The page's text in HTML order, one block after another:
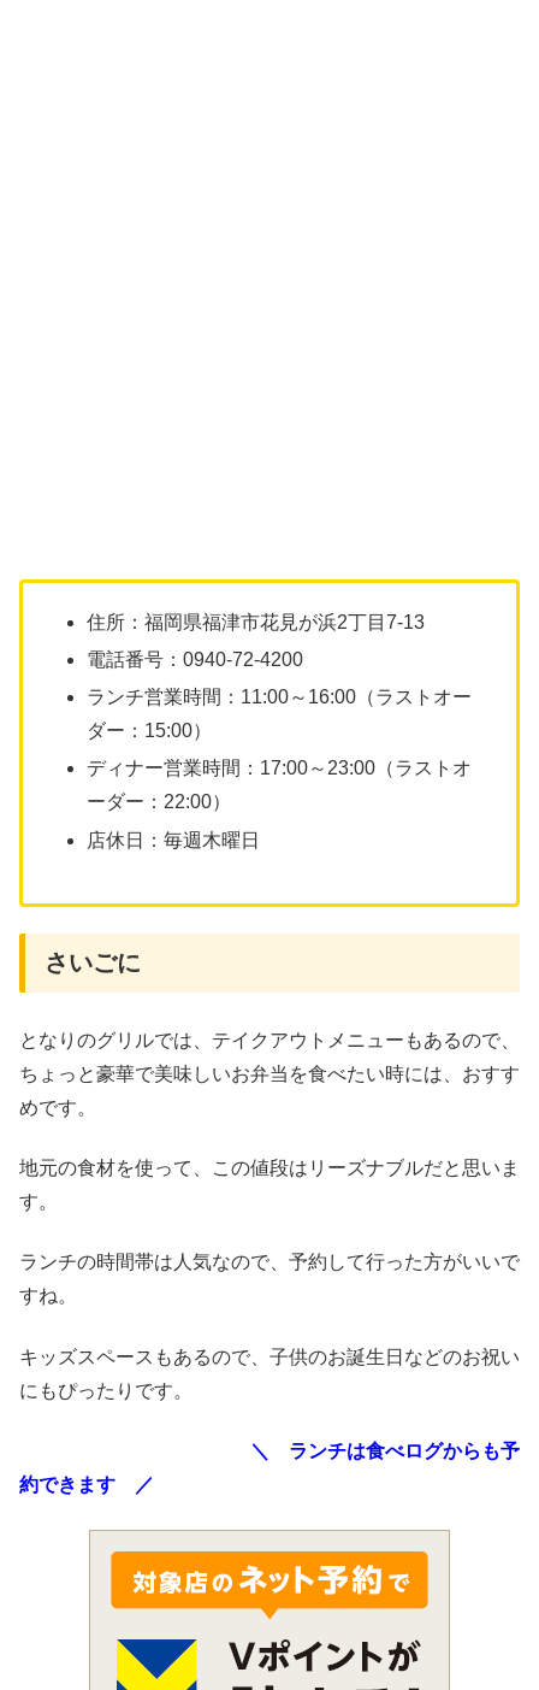
住所：福岡県福津市花見が浜2丁目7-13
電話番号：0940-72-4200
ランチ営業時間：11:00～16:00（ラストオー
ダー：15:00）
ディナー営業時間：17:00～23:00（ラストオ
ーダー：22:00）
店休日：毎週木曜日
さいごに
となりのグリルでは、テイクアウトメニューもあるので、
ちょっと豪華で美味しいお弁当を食べたい時には、おすす
めです。
地元の食材を使って、この値段はリーズナブルだと思いま
す。
ランチの時間帯は人気なので、予約して行った方がいいで
すね。
キッズスペースもあるので、子供のお誕生日などのお祝い
にもぴったりです。
＼ ランチは食べログからも予
約できます ／